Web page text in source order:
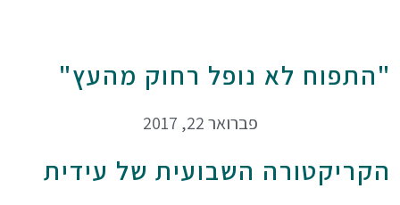
"התפוח לא נופל רחוק מהעץ"
פברואר 22, 2017
הקריקטורה השבועית של עידית